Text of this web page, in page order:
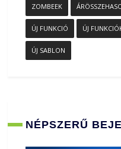
ZOMBEEK
ÚJ FUNKCIÓ ÚJ
ÚJ SABLON
NÉPSZERŰ